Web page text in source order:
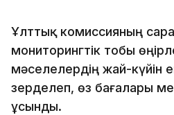
Ұлттық комиссияның
мониторингтік тобы
мәселелердің жай-күйін
зерделеп, өз бағалары
ұсынды.